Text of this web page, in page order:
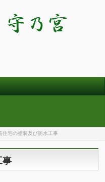
住宅の塗装及び防水工事
事